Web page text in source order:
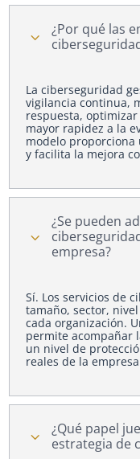
3
¿Por qué las
La ciberseguridad
vigilancia continua,
respuesta,
mayor rapidez a la
modelo proporciona
y facilita la mejora
3
¿Se pueden
empresa?
Sí. Los servicios de
tamaño, sector,
cada organización.
permite acompañar
un nivel de
reales de la
3
¿Qué papel
estrategia de